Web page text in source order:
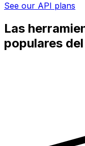
See our API plans
Las
populares